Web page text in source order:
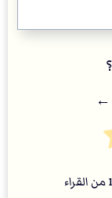
←
1من القراء